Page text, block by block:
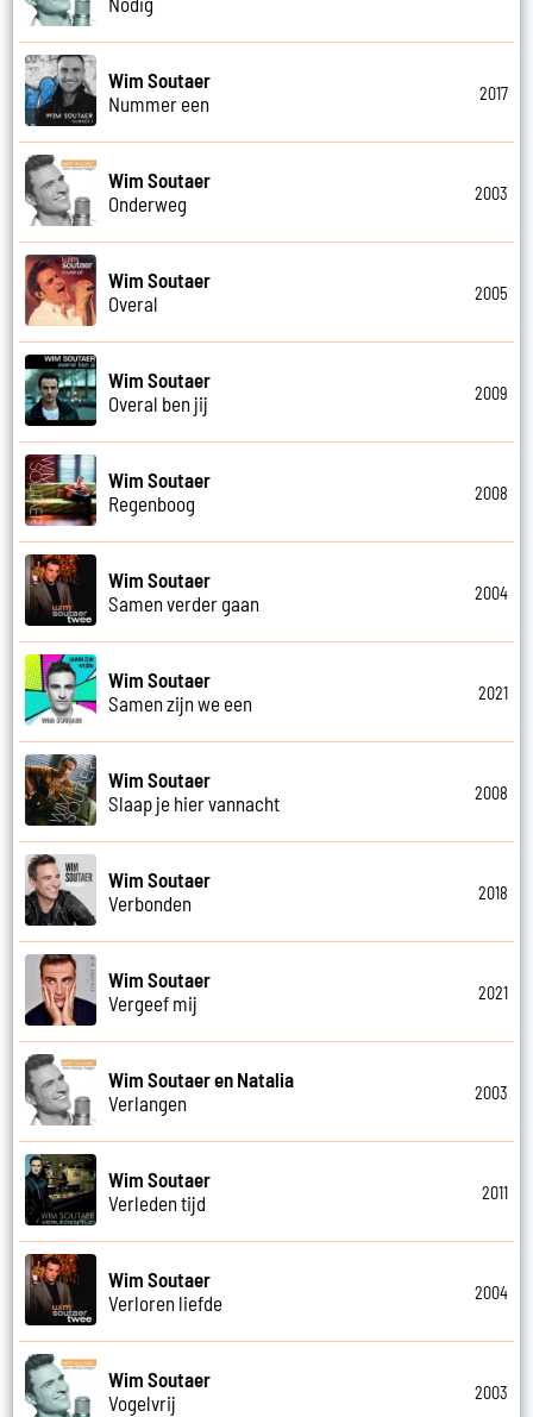
Wim Soutaer
Nummer een
2017
Wim Soutaer
Onderweg
2003
Wim Soutaer
Overal
2005
Wim Soutaer
Overal ben jij
2009
Wim Soutaer
Regenboog
2008
Wim Soutaer
Samen verder gaan
2004
Wim Soutaer
Samen zijn we een
2021
Wim Soutaer
Slaap je hier vannacht
2008
Wim Soutaer
Verbonden
2018
Wim Soutaer
Vergeef mij
2021
Wim Soutaer en Natalia
Verlangen
2003
Wim Soutaer
Verleden tijd
2011
Wim Soutaer
Verloren liefde
2004
Wim Soutaer
Vogelvrij
2003